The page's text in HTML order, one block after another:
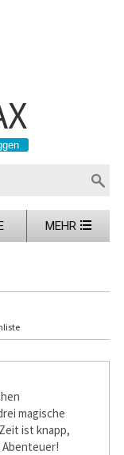
MEHR
magische
ist knapp,